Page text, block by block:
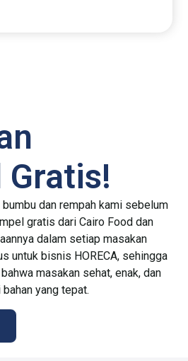
Gratis!
dan rempah kami sebelum
gratis dari Cairo Food dan
dalam setiap masakan
untuk bisnis HORECA, sehingga
masakan sehat, enak, dan
yang tepat.